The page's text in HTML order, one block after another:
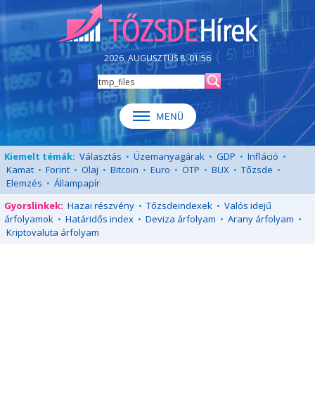
2026. AUGUSZTUS 8. 01:56
Kiemelt témák: Választás • Üzemanyagárak • GDP • Infláció •
Kamat • Forint • Olaj • Bitcoin • Euro • OTP • BUX • Tőzsde •
Elemzés • Állampapír
Gyorslinkek: Hazai részvény • Tőzsdeindexek • Valós idejű
árfolyamok • Határidős index • Deviza árfolyam • Arany árfolyam •
Kriptovaluta árfolyam